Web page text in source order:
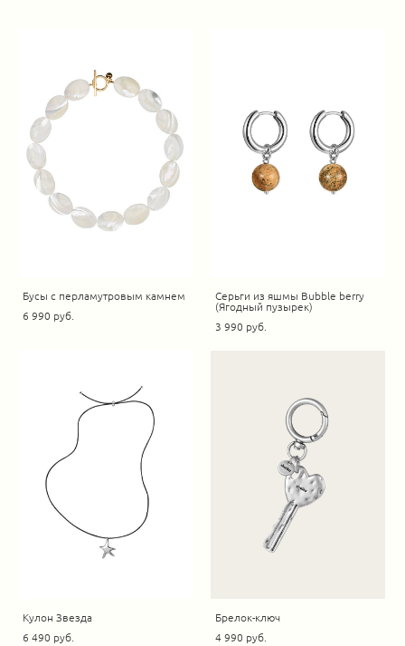
Бусы с перламутровым камнем
6 990 pуб.
Серьги из яшмы Bubble berry
(Ягодный пузырек)
3 990 pуб.
Кулон Звезда
6 490 pуб.
Брелок-ключ
4 990 pуб.